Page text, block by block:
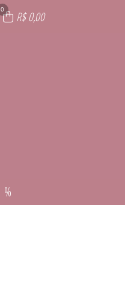
0 R$ 0,00
%